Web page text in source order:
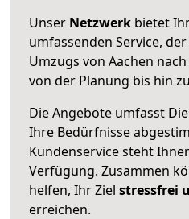
Unser Netzwerk bietet
umfassenden Service,
Umzugs von Aachen
von der Planung bis hin
Die Angebote umfasst
Ihre Bedürfnisse
Kundenservice steht
Verfügung. Zusammen
helfen, Ihr Ziel stressfrei
erreichen.